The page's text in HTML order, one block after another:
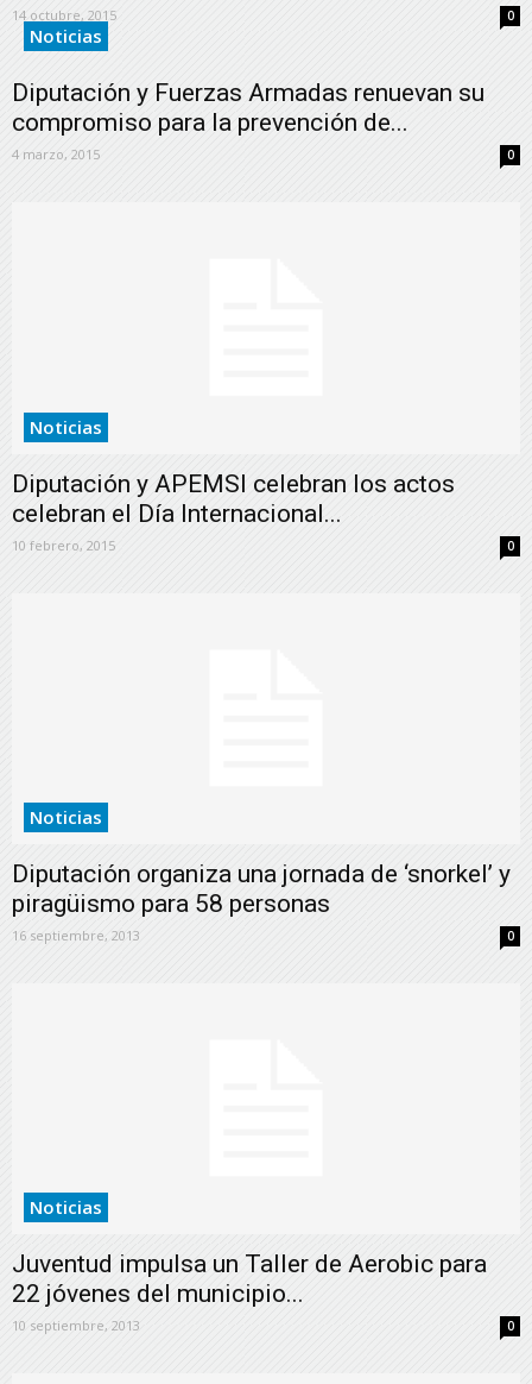
14 octubre, 2015 0
Noticias
Diputación y Fuerzas Armadas renuevan su
compromiso para la prevención de...
4 marzo, 2015 0
Noticias
Diputación y APEMSI celebran los actos
celebran el Día Internacional...
10 febrero, 2015 0
Noticias
Diputación organiza una jornada de ‘snorkel’ y
piragüismo para 58 personas
16 septiembre, 2013 0
Noticias
Juventud impulsa un Taller de Aerobic para
22 jóvenes del municipio...
10 septiembre, 2013 0